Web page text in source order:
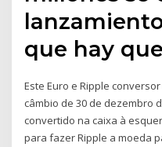
que hay
Este Euro e Ripple
câmbio de 30 de dezembro
convertido na caixa à
para fazer Ripple a moeda